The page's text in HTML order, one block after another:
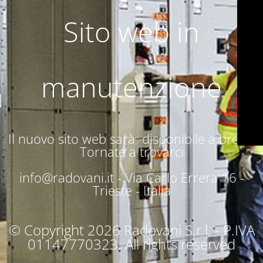
Sito web in
manutenzione
Il nuovo sito web sarà disponibile a breve.
Tornate a trovarci
info@radovani.it -Via Carlo Errera 16 -
Trieste - Italia
© Copyright 2026 Radovani S.r.l. - P.IVA
01147770323. All rights reserved